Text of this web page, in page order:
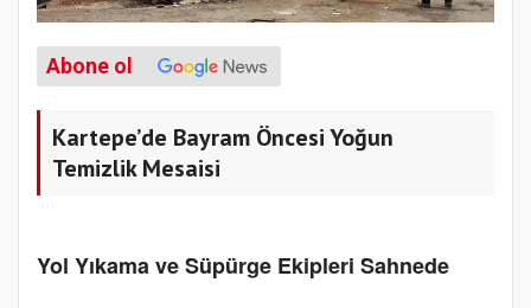
Abone ol
Kartepe’de Bayram Öncesi Yoğun
Temizlik Mesaisi
Yol Yıkama ve Süpürge Ekipleri Sahnede